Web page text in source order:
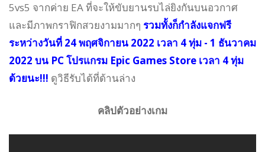
5vs5 จากค่าย EA ที่จะให้ขับยานรบไล่ยิงกันบนอวกาศ
และมีภาพกราฟิกสวยงามมากๆ รวมทั้งก็กำลังแจกฟรี
ระหว่างวันที่ 24 พฤศจิกายน 2022 เวลา 4 ทุ่ม - 1 ธันวาคม
2022 บน PC โปรแกรม Epic Games Store เวลา 4 ทุ่ม
ด้วยนะ!!! ดูวิธีรับได้ที่ด้านล่าง
คลิปตัวอย่างเกม